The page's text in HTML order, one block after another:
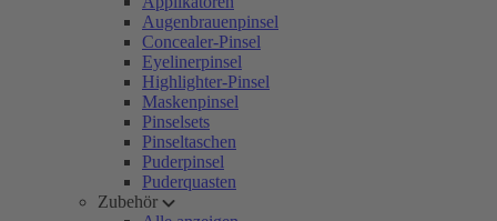
Augenbrauenpinsel
Concealer-Pinsel
Eyelinerpinsel
Highlighter-Pinsel
Maskenpinsel
Pinselsets
Pinseltaschen
Puderpinsel
Puderquasten
Zubehör